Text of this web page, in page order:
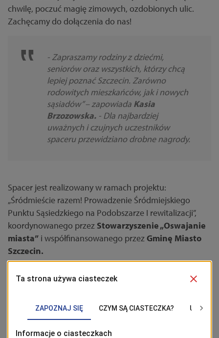
chwilę, poczuć magię zimowych, ozdobionych ulic.
Zachęcamy do dołączenia do nas!
- Zapraszamy rodziny z dziećmi,
seniorów oraz wszystkich, którzy chcą
lepiej poznać Szczecin. Zarówno
rodowitych mieszkańców, jak i nowych
sąsiadów” – zapowiada Kasia
Brzozowska. - Dla najbardziej
uważnych i czujnych uczestników
spaceru przewidziano drobne nagrody.
Spacer jest realizowany w ramach projektu:
„Śródmieście razem! Prowadzenie Śródmiejskiego
Punktu Sąsiedzkiego na Podobszarze I rewitalizacji”,
koordynowanego przez Stowarzyszenie „Oswajanie
miasta” i współfinansowanego przezGminę Miasto
Szczecin.
BĄDŹ NA BIEŻĄCO!
wiadomościami ze Szczecina. Najbardziej interesujące wpisy